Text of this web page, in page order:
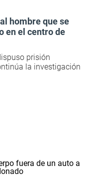
hombre que se
en el centro de
prisión
la investigación